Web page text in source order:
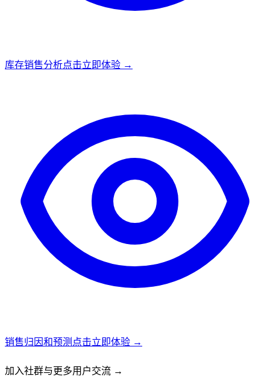
库存销售分析点击立即体验 →
销售归因和预测 点击立即体验 →
加入社群与更多用户交流 →